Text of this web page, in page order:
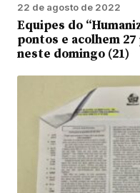
22 de agosto de 2022
Equipes do
pontos e acolhem
neste domingo (21)